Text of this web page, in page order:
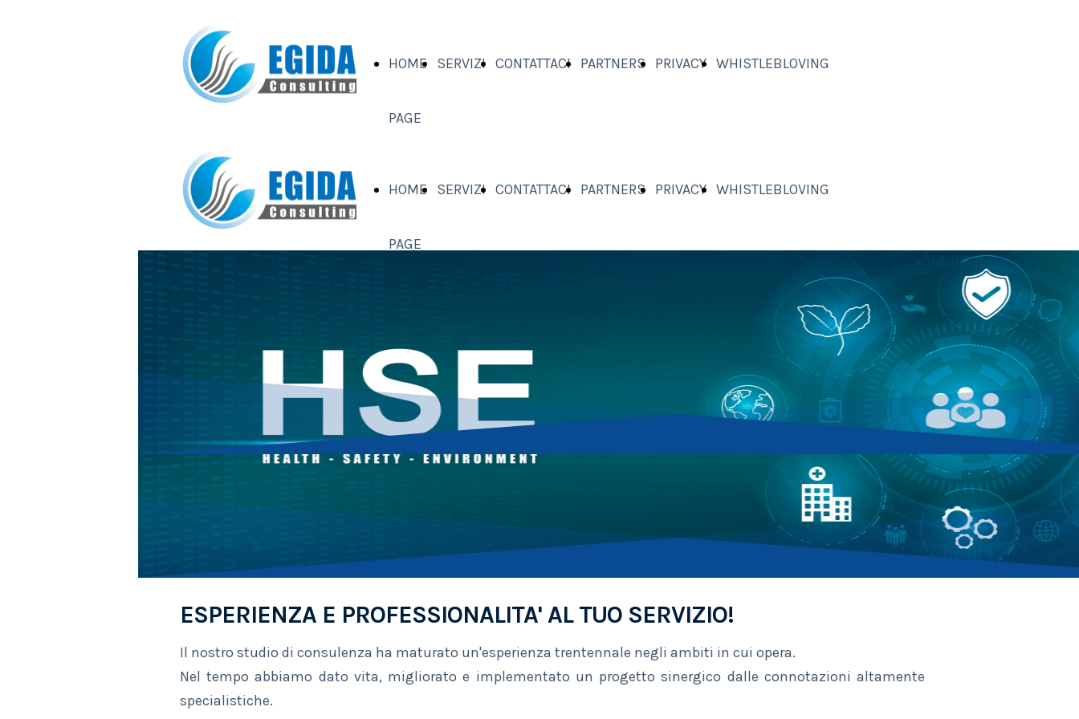
HOME
PAGE
SERVIZI CONTATTACI PARTNERS PRIVACY WHISTLEBLOVING
HOME
PAGE
SERVIZI CONTATTACI PARTNERS PRIVACY WHISTLEBLOVING
ESPERIENZA E PROFESSIONALITA' AL TUO SERVIZIO!
Il nostro studio di consulenza ha maturato un'esperienza trentennale negli ambiti in cui opera.
Nel tempo abbiamo dato vita, migliorato e implementato un progetto sinergico dalle connotazioni altamente
specialistiche.